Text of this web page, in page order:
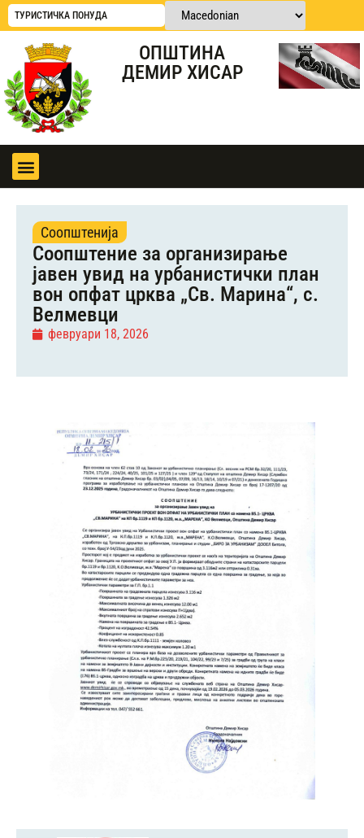
ТУРИСТИЧКА ПОНУДА
ОПШТИНА
ДЕМИР ХИСАР
Соопштенија
Соопштение за организирање
јавен увид на урбанистички план
вон опфат црква „Св. Марина“, с.
Велмевци
февруари 18, 2026